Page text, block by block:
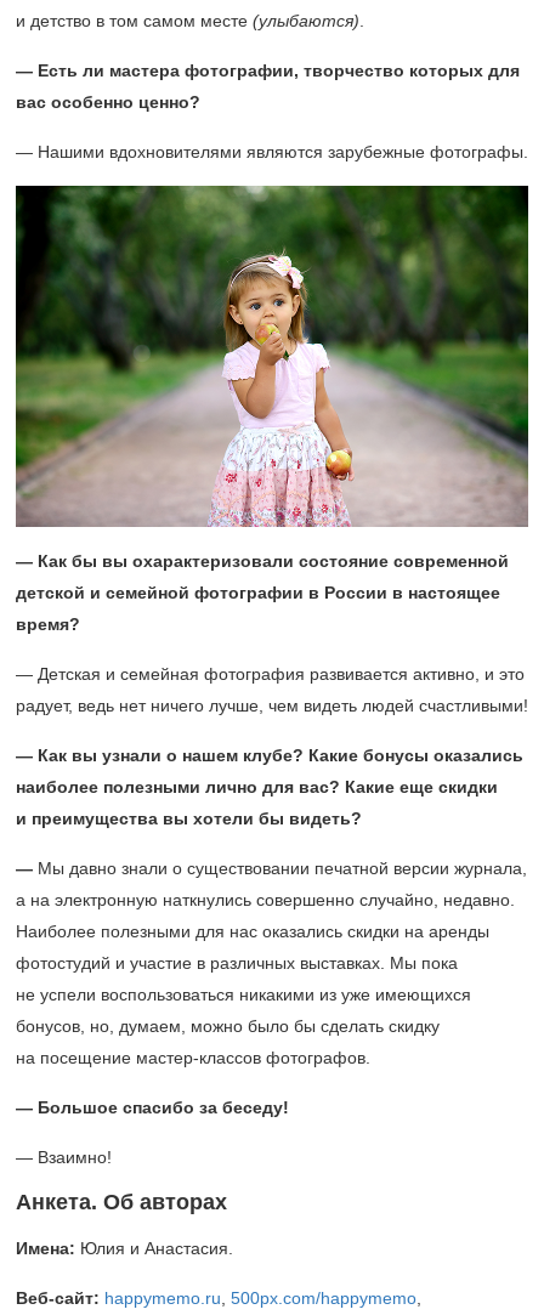
и детство в том самом месте (улыбаются)
— Есть ли мастера фотографии, творчество которых для
вас особенно ценно?
— Нашими вдохновителями являются зарубежные фотографы.
— Как бы вы охарактеризовали состояние современной
детской и семейной фотографии в России в настоящее
время?
— Детская и семейная фотография развивается активно, и это
радует, ведь нет ничего лучше, чем видеть людей счастливыми!
— Как вы узнали о нашем клубе? Какие бонусы оказались
наиболее полезными лично для вас? Какие еще скидки
и преимущества вы хотели бы видеть?
— Мы давно знали о существовании печатной версии журнала,
а на электронную наткнулись совершенно случайно, недавно.
Наиболее полезными для нас оказались скидки на аренды
фотостудий и участие в различных выставках. Мы пока
не успели воспользоваться никакими из уже имеющихся
бонусов, но, думаем, можно было бы сделать скидку
на посещение мастер-классов фотографов.
— Большое спасибо за беседу!
— Взаимно!
Анкета. Об авторах
Имена: Юлия и Анастасия.
Веб-сайт: happymemo.ru 500px.com/happymemo